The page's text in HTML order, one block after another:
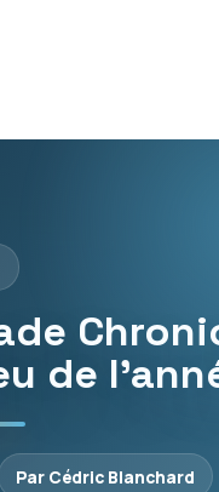
de
Par Cédric Blanchard